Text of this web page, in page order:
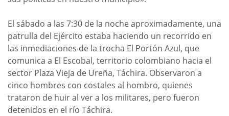
El sábado a las 7:30 de la noche aproximadamente, una
patrulla del Ejército estaba haciendo un recorrido en
las inmediaciones de la trocha El Portón Azul, que
comunica a El Escobal, territorio colombiano hacia el
sector Plaza Vieja de Ureña, Táchira. Observaron a
cinco hombres con costales al hombro, quienes
trataron de huir al ver a los militares, pero fueron
detenidos en el río Táchira.